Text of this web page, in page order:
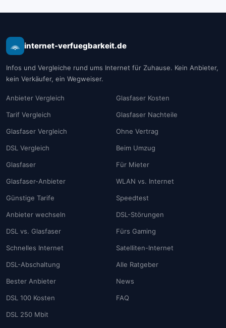
internet-verfuegbarkeit.de
Infos und Vergleiche rund ums Internet für Zuhause. Kein Anbieter,
kein Verkäufer, ein Wegweiser.
Anbieter Vergleich
Tarif Vergleich
Glasfaser Vergleich
DSL Vergleich
Glasfaser
Glasfaser-Anbieter
Günstige Tarife
Anbieter wechseln
DSL vs. Glasfaser
Schnelles Internet
DSL-Abschaltung
Bester Anbieter
DSL 100 Kosten
DSL 250 Mbit
Glasfaser Kosten
Glasfaser Nachteile
Ohne Vertrag
Beim Umzug
Für Mieter
WLAN vs. Internet
Speedtest
DSL-Störungen
Fürs Gaming
Satelliten-Internet
Alle Ratgeber
News
FAQ